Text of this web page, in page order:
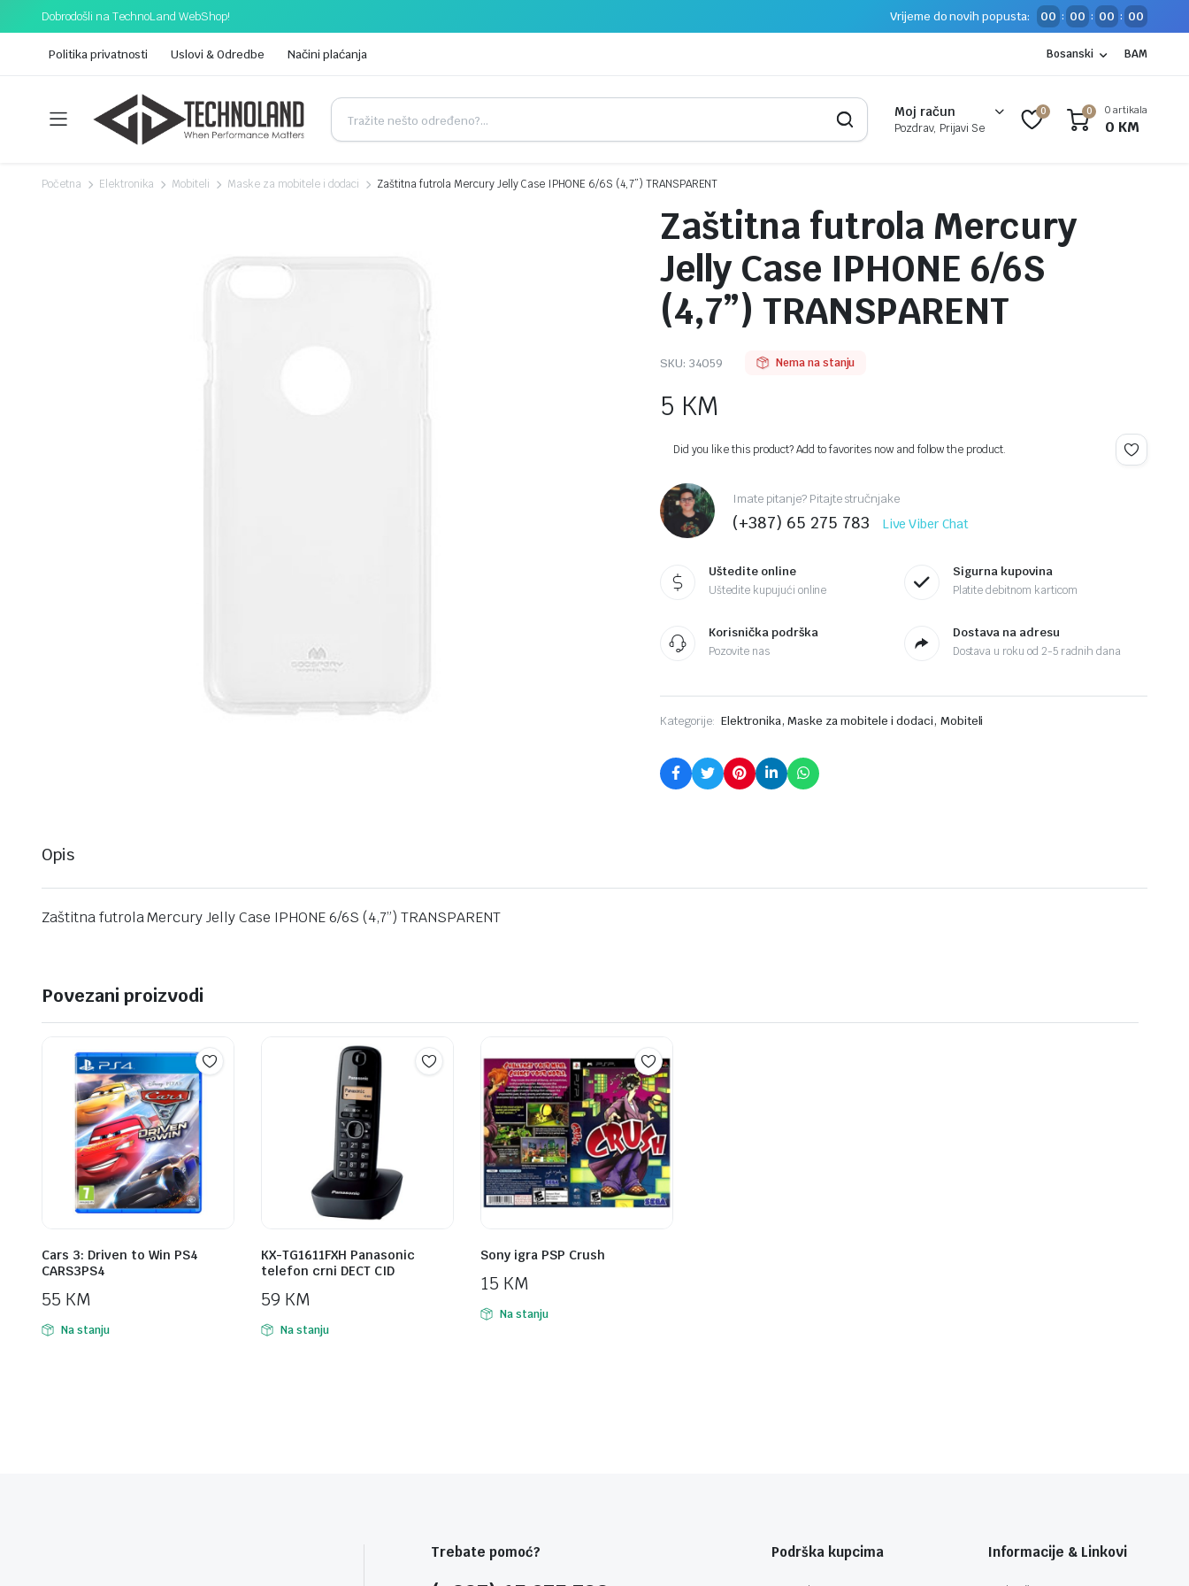
Dobrodošli na TechnoLand WebShop! Vrijeme do novih popusta: 00 : 00 : 00 : 00
Politika privatnosti Uslovi & Odredbe Načini plaćanja Bosanski BAM
Moj račun
Pozdrav, Prijavi Se
0 0 0 artikala
0 KM
Početna Elektronika Mobiteli Maske za mobitele i dodaci Zaštitna futrola Mercury Jelly Case IPHONE 6/6S (4,7”) TRANSPARENT
Zaštitna futrola Mercury
Jelly Case IPHONE 6/6S
(4,7”) TRANSPARENT
SKU: 34059 Nema na stanju
5 KM
Did you like this product? Add to favorites now and follow the product.
Imate pitanje? Pitajte stručnjake
(+387) 65 275 783 Live Viber Chat
Uštedite online
Uštedite kupujući online
Sigurna kupovina
Platite debitnom karticom
Korisnička podrška
Pozovite nas
Dostava na adresu
Dostava u roku od 2-5 radnih dana
Kategorije: Elektronika, Maske za mobitele i dodaci, Mobiteli
Opis
Zaštitna futrola Mercury Jelly Case IPHONE 6/6S (4,7”) TRANSPARENT
Povezani proizvodi
Cars 3: Driven to Win PS4
CARS3PS4
55 KM
Na stanju
KX-TG1611FXH Panasonic
telefon crni DECT CID
59 KM
Na stanju
Sony igra PSP Crush
15 KM
Na stanju
Trebate pomoć? Podrška kupcima Informacije & Linkovi